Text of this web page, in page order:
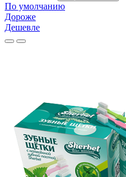
По умолчанию
Дороже
Дешевле